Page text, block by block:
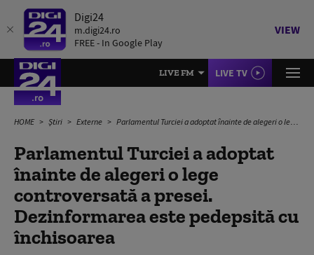
Digi24
m.digi24.ro
FREE - In Google Play
VIEW
LIVE FM LIVE TV
HOME Știri Externe Parlamentul Turciei a adoptat înainte de alegeri o lege controversată a presei. Dezinformarea este pedepsită cu închisoarea
Parlamentul Turciei a adoptat
înainte de alegeri o lege
controversată a presei.
Dezinformarea este pedepsită cu
închisoarea